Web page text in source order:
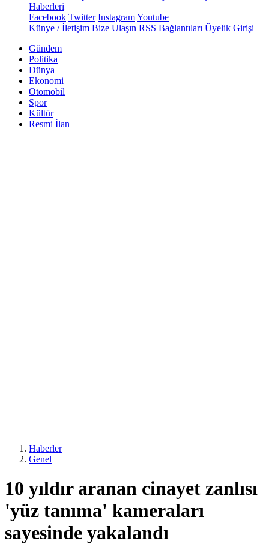
Haberleri
Facebook Twitter InstagramYoutube
Künye / İletişim Bize Ulaşın RSS Bağlantıları Üyelik Girişi
Gündem
Politika
Dünya
Ekonomi
Otomobil
Spor
Kültür
Resmi İlan
Haberler
Genel
10 yıldır aranan cinayet zanlısı
'yüz tanıma' kameraları
sayesinde yakalandı